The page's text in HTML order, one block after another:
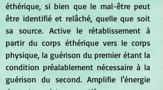
éthérique, si bien que le mal-être peut
être identifié et relâché, quelle que soit
sa source. Active le rétablissement à
partir du corps éthérique vers le corps
physique, la guérison du premier étant la
condition préalablement nécessaire à la
guérison du second. Amplifie l'énergie